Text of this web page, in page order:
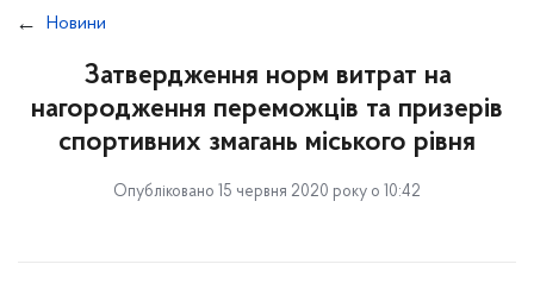
Новини
Затвердження норм витрат на
нагородження переможців та призерів
спортивних змагань міського рівня
Опубліковано 15 червня 2020 року о 10:42